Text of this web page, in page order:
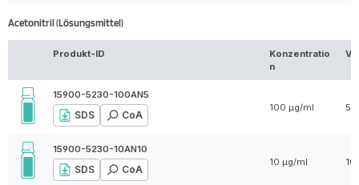
Acetonitril (Lösungsmittel)
Produkt-ID
Konzentratio
n
15900-5230-100AN5
SDS CoA
100 µg/ml 5
15900-5230-10AN10
SDS CoA
10 µg/ml 10